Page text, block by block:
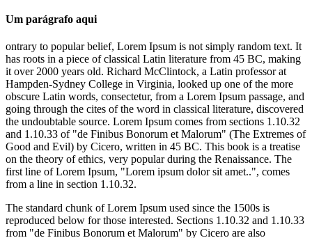
Um parágrafo aqui
ontrary to popular belief, Lorem Ipsum is not simply random text. It
has roots in a piece of classical Latin literature from 45 BC, making
it over 2000 years old. Richard McClintock, a Latin professor at
Hampden-Sydney College in Virginia, looked up one of the more
obscure Latin words, consectetur, from a Lorem Ipsum passage, and
going through the cites of the word in classical literature, discovered
the undoubtable source. Lorem Ipsum comes from sections 1.10.32
and 1.10.33 of "de Finibus Bonorum et Malorum" (The Extremes of
Good and Evil) by Cicero, written in 45 BC. This book is a treatise
on the theory of ethics, very popular during the Renaissance. The
first line of Lorem Ipsum, "Lorem ipsum dolor sit amet..", comes
from a line in section 1.10.32.
The standard chunk of Lorem Ipsum used since the 1500s is
reproduced below for those interested. Sections 1.10.32 and 1.10.33
from "de Finibus Bonorum et Malorum" by Cicero are also